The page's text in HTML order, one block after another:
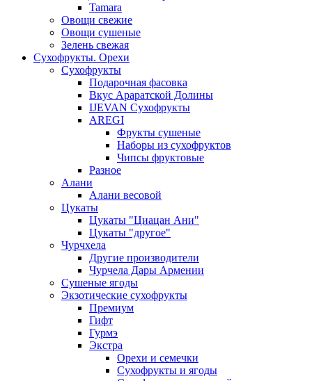
Tamara
Овощи свежие
Овощи сушеные
Зелень свежая
Сухофрукты. Орехи
Сухофрукты
Подарочная фасовка
Вкус Араратской Долины
IJEVAN Сухофрукты
AREGI
Фрукты сушеные
Наборы из сухофруктов
Чипсы фруктовые
Разное
Алани
Алани весовой
Цукаты
Цукаты "Циацан Ани"
Цукаты "другое"
Чурчхела
Другие производители
Чурчела Дары Армении
Сушеные ягоды
Экзотические сухофрукты
Премиум
Гифт
Гурмэ
Экстра
Орехи и семечки
Сухофрукты и ягоды